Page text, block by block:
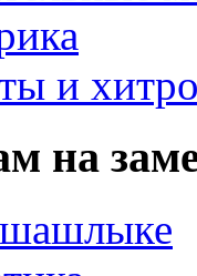
и
на